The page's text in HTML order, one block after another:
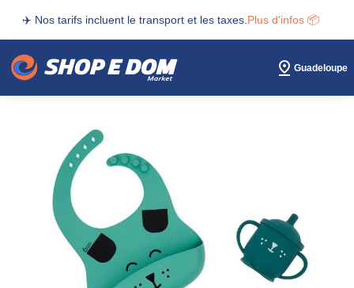
✈️ Nos tarifs incluent le transport et les taxes. Plus d'infos 📦
Guadeloupe